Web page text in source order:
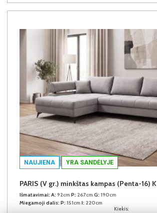
Kiekis:
NAUJIENA YRA SANDĖLYJE
PARIS (V gr.) minkštas kampas (Penta-16) K
Išmatavimai: A: 92cm P: 267cm G: 190cm
Miegamoji dalis: P: 151cm I: 220cm